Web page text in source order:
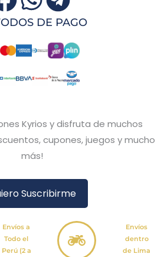
DE PAGO
Kyrios y disfruta de muchos
cupones, juegos y mucho
más!
Suscribirme
Envíos a
Todo el
Perú (2 a
Envíos
dentro
de Lima